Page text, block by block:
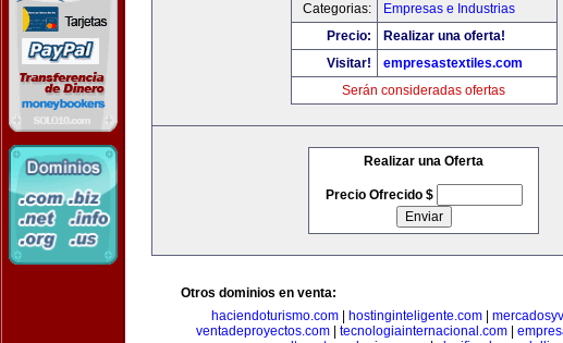
Categorias:
Empresas e Industrias
Precio:
Realizar una oferta!
Visitar!
empresastextiles.com
Serán consideradas ofertas
Realizar una Oferta
Precio Ofrecido $
Otros dominios en venta:
haciendoturismo.com
hostinginteligente.com
ventadeproyectos.com| tecnologiainternacional.com|